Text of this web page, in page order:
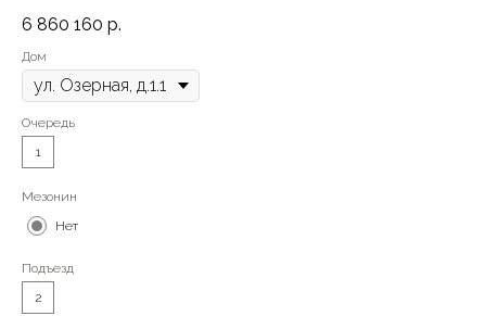
6 860 160 р.
Дом
Очередь
1
Мезонин
Нет
Подъезд
2